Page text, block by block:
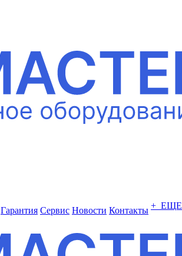
Гарантия Сервис Новости Контакты + ЕЩЕ